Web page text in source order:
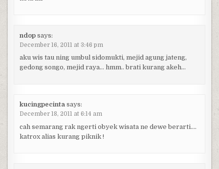
ndop says:
December 16, 2011 at 3:46 pm
aku wis tau ning umbul sidomukti, mejid agung jateng,
gedong songo, mejid raya… hmm.. brati kurang akeh…
kucingpecinta says:
December 18, 2011 at 6:14 am
cah semarang rak ngerti obyek wisata ne dewe berarti….
katrox alias kurang piknik !